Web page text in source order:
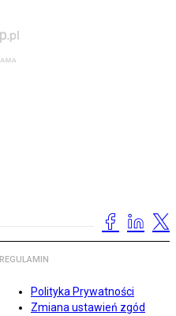
REGULAMIN
Polityka Prywatności
Zmiana ustawień zgód